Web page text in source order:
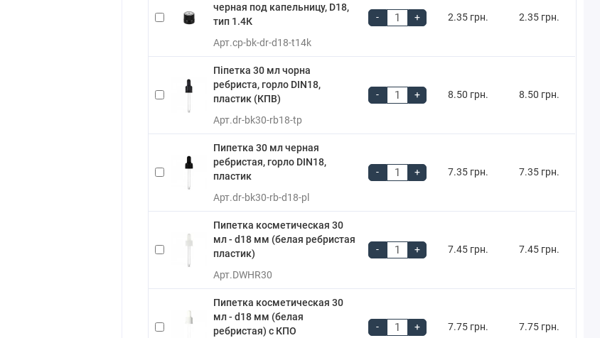
черная под капельницу, D18,
тип 1.4К
Арт.cp-bk-dr-d18-t14k
- + 2.35 грн. 2.35 грн.
Піпетка 30 мл чорна
ребриста, горло DIN18,
пластик (КПВ)
Арт.dr-bk30-rb18-tp
- + 8.50 грн. 8.50 грн.
Пипетка 30 мл черная
ребристая, горло DIN18,
пластик
Арт.dr-bk30-rb-d18-pl
- + 7.35 грн. 7.35 грн.
Пипетка косметическая 30
мл - d18 мм (белая ребристая
пластик)
Арт.DWHR30
- + 7.45 грн. 7.45 грн.
Пипетка косметическая 30
мл - d18 мм (белая
ребристая) с КПО
- + 7.75 грн. 7.75 грн.